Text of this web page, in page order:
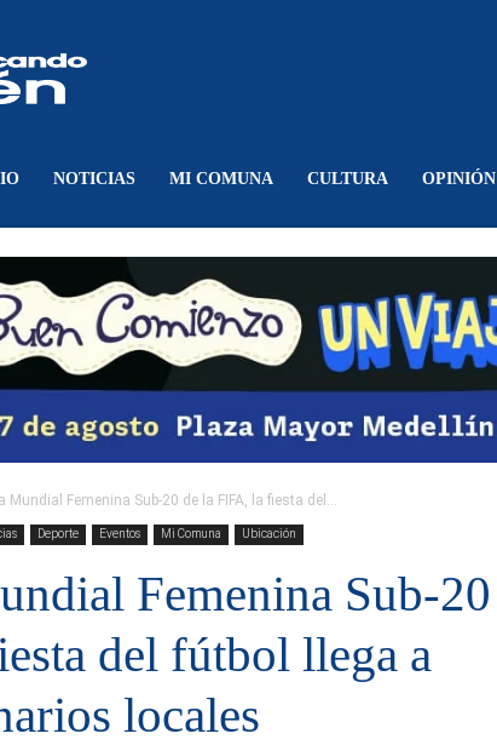
Belén
NOTICIAS MI COMUNA CULTURA OPINIÓN
Mundial Femenina Sub-20 de la FIFA, la fiesta del...
Deporte Eventos Mi Comuna Ubicación
Femenina Sub-20
del fútbol llega a
locales